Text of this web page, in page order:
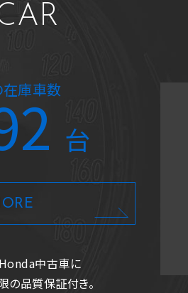
庫車数
台
中古車に
の品質保証付き。
4.9万km
ダセンシング ナ
Ｃ/ドラレコ前
価格
万 7.6万